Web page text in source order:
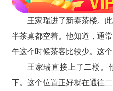
王家瑞进了新泰茶楼。
半茶桌都空着。他知道，通
午这个时候茶客比较少。这
王家瑞直接上了二楼。
下。这个位置正好就在通往